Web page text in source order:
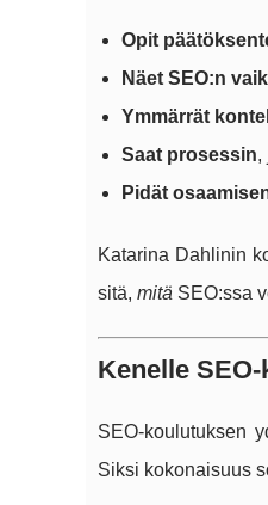
Opit
Näet SEO:n
Ymmärrät
Saat prosessin,
Pidät
Katarina Dahlinin
sitä, mitä SEO:ssa
Kenelle
SEO-koulutuksen
Siksi kokonaisuus